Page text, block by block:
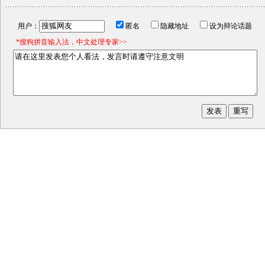
用户： 匿名 隐藏地址
设为辩论话题
*搜狗拼音输入法，中文处理专家>>